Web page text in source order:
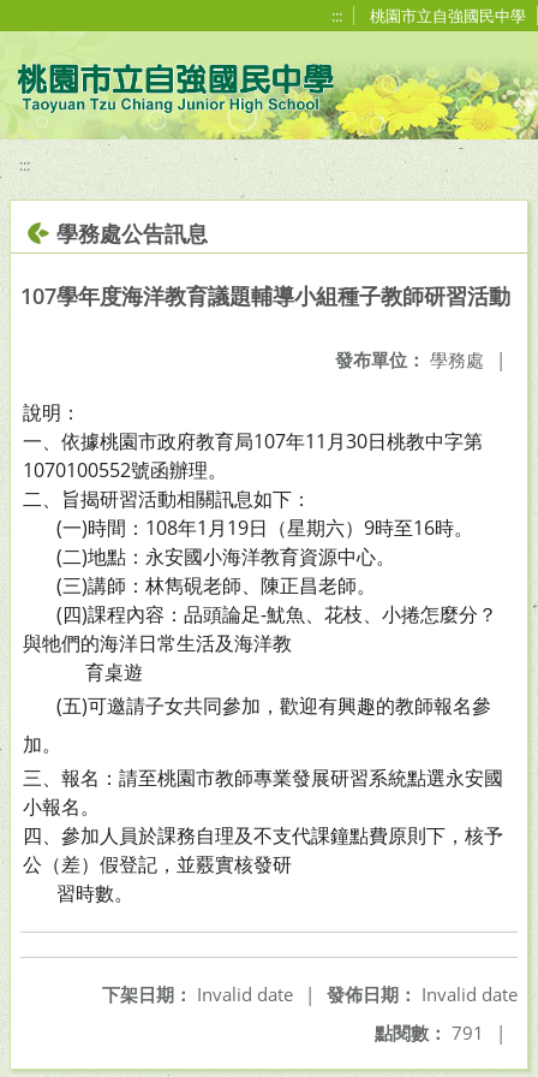
::: 桃園市立自強國民中學
:::
學務處公告訊息
107學年度海洋教育議題輔導小組種子教師研習活動
發布單位： 學務處 |
說明：
一、依據桃園市政府教育局107年11月30日桃教中字第
1070100552號函辦理。
二、旨揭研習活動相關訊息如下：
(一)時間：108年1月19日（星期六）9時至16時。
(二)地點：永安國小海洋教育資源中心。
(三)講師：林雋硯老師、陳正昌老師。
(四)課程內容：品頭論足-魷魚、花枝、小捲怎麼分？
與牠們的海洋日常生活及海洋教
育桌遊
(五)可邀請子女共同參加，歡迎有興趣的教師報名參
加。
三、報名：請至桃園市教師專業發展研習系統點選永安國
小報名。
四、參加人員於課務自理及不支代課鐘點費原則下，核予
公（差）假登記，並覈實核發研
習時數。
發佈日期： Invalid date
下架日期： Invalid date
|
點閱數： 791 |